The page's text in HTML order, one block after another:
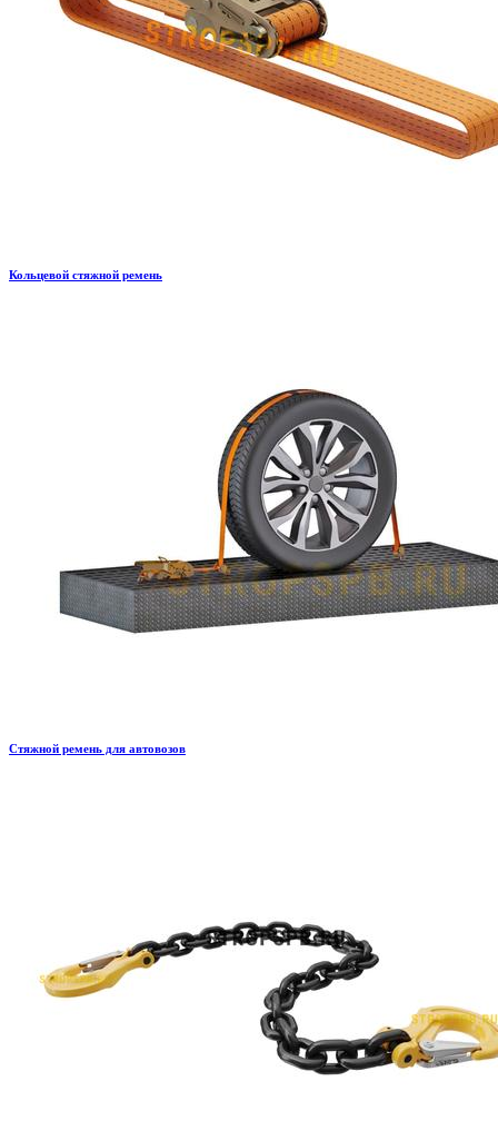
Кольцевой стяжной ремень
Стяжной ремень для автовозов